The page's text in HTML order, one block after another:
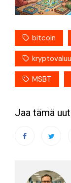
bitcoin
MSBT
Jaa tämä